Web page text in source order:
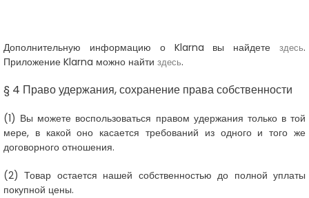
Дополнительную информацию о Klarna вы найдете здесь.
Приложение Klarna можно найти здесь.
§ 4 Право удержания, сохранение права собственности
(1) Вы можете воспользоваться правом удержания только в той
мере, в какой оно касается требований из одного и того же
договорного отношения.
(2) Товар остается нашей собственностью до полной уплаты
покупной цены.